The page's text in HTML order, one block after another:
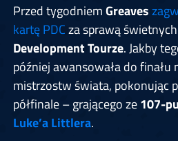
Przed tygodniemGreaves
kartę PDCza sprawą
Development Tourze. Jakby
później awansowała do finału
mistrzostw świata, pokonując
półfinale – grającego ze107-
Luke’a Littlera.